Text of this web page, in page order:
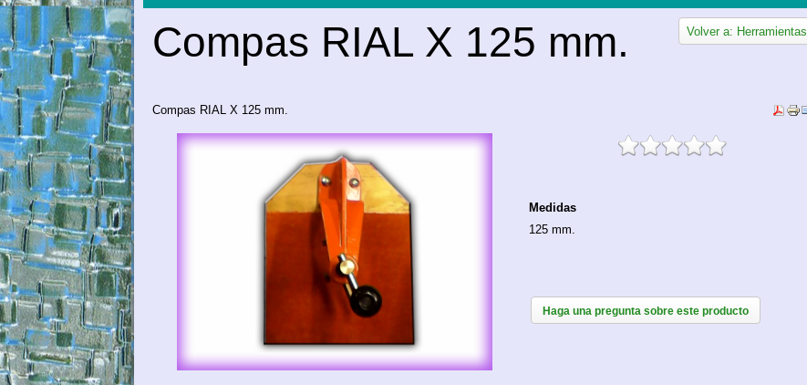
Volver a: Herramientas
Compas RIAL X 125 mm.
Compas RIAL X 125 mm.
Medidas
125 mm.
Haga una pregunta sobre este producto